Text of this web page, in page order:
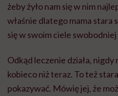
żeby żyło nam się w nim
właśnie dlatego mama stara
się w swoim ciele
Odkąd leczenie działa, nigdy
kobieco niż teraz. To też
pokazywać. Mówię jej, że